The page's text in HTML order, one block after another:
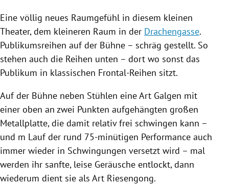
Untermenü
Eine völlig neues Raumgefühl in diesem kleinen
Theater, dem kleineren Raum in der Drachengasse.
Publikumsreihen auf der Bühne – schräg gestellt. So
stehen auch die Reihen unten – dort wo sonst das
Publikum in klassischen Frontal-Reihen sitzt.
Auf der Bühne neben Stühlen eine Art Galgen mit
einer oben an zwei Punkten aufgehängten großen
Metallplatte, die damit relativ frei schwingen kann –
und m Lauf der rund 75-minütigen Performance auch
immer wieder in Schwingungen versetzt wird – mal
werden ihr sanfte, leise Geräusche entlockt, dann
wiederum dient sie als Art Riesengong.